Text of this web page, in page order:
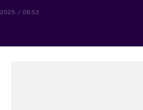
/ 08:53